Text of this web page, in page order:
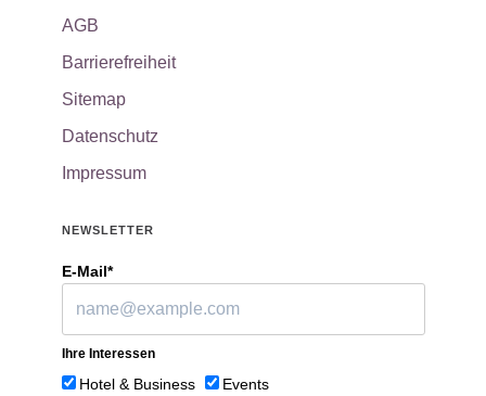
AGB
Barrierefreiheit
Sitemap
Datenschutz
Impressum
NEWSLETTER
E-Mail*
Ihre Interessen
Hotel & Business Events